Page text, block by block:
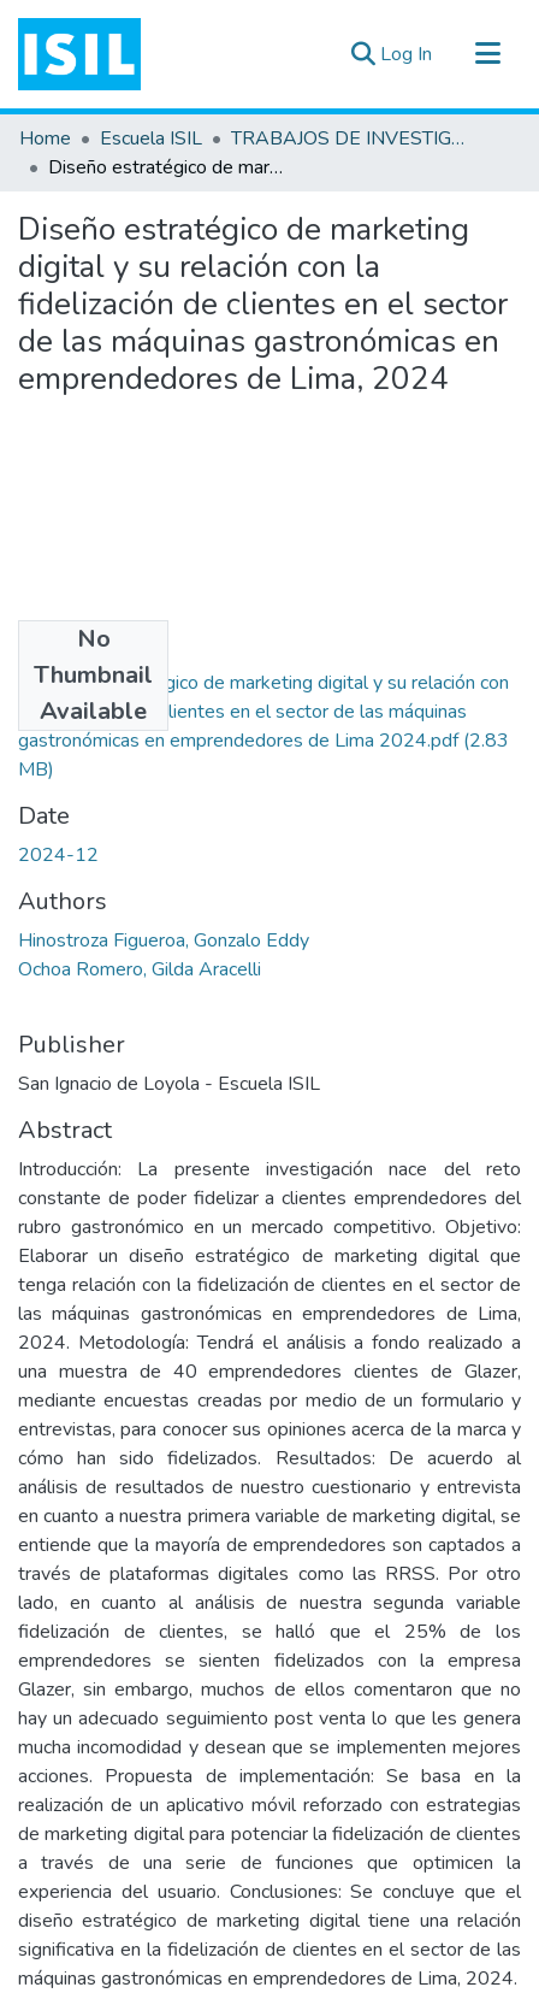
Log In (current)
All of DSpace
Statistics
Documentos ▾
Home Escuela ISIL
TRABAJOS DE INVESTIGACIÓN
Diseño estratégico de marketing digital y su relación con la fidelización de clientes en el sector de las máquinas gastronómicas en emprendedores de Lima, 2024
Diseño estratégico de marketing
digital y su relación con la
fidelización de clientes en el sector
de las máquinas gastronómicas en
emprendedores de Lima, 2024
No
Thumbnail
Available
Diseño estratégico de marketing digital y su relación con
la fidelización de clientes en el sector de las máquinas
gastronómicas en emprendedores de Lima 2024.pdf(2.83
MB)
Date
2024-12
Authors
Hinostroza Figueroa, Gonzalo Eddy
Ochoa Romero, Gilda Aracelli
Publisher
San Ignacio de Loyola - Escuela ISIL
Abstract
Introducción: La presente investigación nace del reto
constante de poder fidelizar a clientes emprendedores del
rubro gastronómico en un mercado competitivo. Objetivo:
Elaborar un diseño estratégico de marketing digital que
tenga relación con la fidelización de clientes en el sector de
las máquinas gastronómicas en emprendedores de Lima,
2024. Metodología: Tendrá el análisis a fondo realizado a
una muestra de 40 emprendedores clientes de Glazer,
mediante encuestas creadas por medio de un formulario y
entrevistas, para conocer sus opiniones acerca de la marca y
cómo han sido fidelizados. Resultados: De acuerdo al
análisis de resultados de nuestro cuestionario y entrevista
en cuanto a nuestra primera variable de marketing digital, se
entiende que la mayoría de emprendedores son captados a
través de plataformas digitales como las RRSS. Por otro
lado, en cuanto al análisis de nuestra segunda variable
fidelización de clientes, se halló que el 25% de los
emprendedores se sienten fidelizados con la empresa
Glazer, sin embargo, muchos de ellos comentaron que no
hay un adecuado seguimiento post venta lo que les genera
mucha incomodidad y desean que se implementen mejores
acciones. Propuesta de implementación: Se basa en la
realización de un aplicativo móvil reforzado con estrategias
de marketing digital para potenciar la fidelización de clientes
a través de una serie de funciones que optimicen la
experiencia del usuario. Conclusiones: Se concluye que el
diseño estratégico de marketing digital tiene una relación
significativa en la fidelización de clientes en el sector de las
máquinas gastronómicas en emprendedores de Lima, 2024.